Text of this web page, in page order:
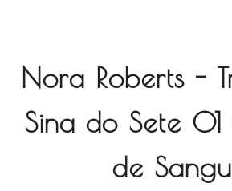
Nora Roberts -
Sina do Sete
de